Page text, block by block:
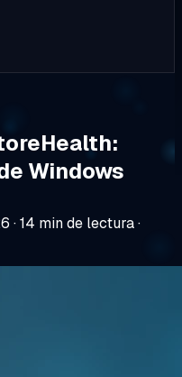
Windows
·14 min de lectura·